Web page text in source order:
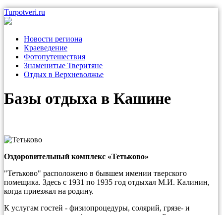
Turpotveri.ru
Новости региона
Краеведение
Фотопутешествия
Знаменитые Тверитяне
Отдых в Верхневолжье
Базы отдыха в Кашине
Оздоровительный комплекс «Тетьково»
"Тетьково" расположено в бывшем имении тверского
помещика. Здесь с 1931 по 1935 год отдыхал М.И. Калинин,
когда приезжал на родину.
К услугам гостей - физиопроцедуры, солярий, грязе- и